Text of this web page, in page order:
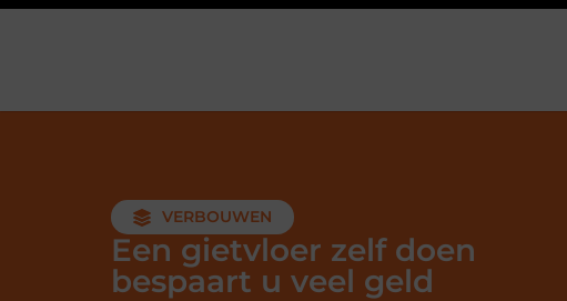
VERBOUWEN
Een gietvloer zelf doen
bespaart u veel geld